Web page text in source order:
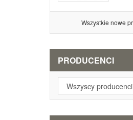
Wszystkie nowe
PRODUCENCI